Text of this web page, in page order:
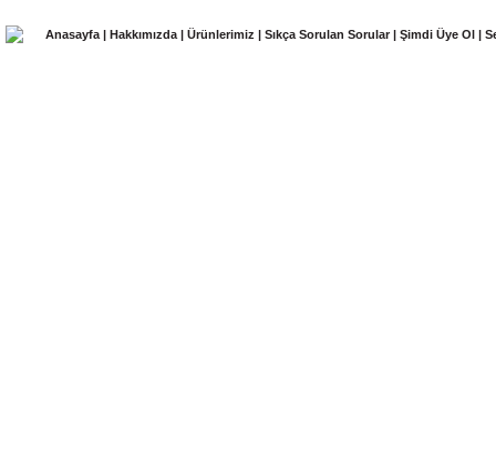
Anasayfa | Hakkımızda | Ürünlerimiz | Sıkça Sorulan Sorular | Şimdi Üye Ol |